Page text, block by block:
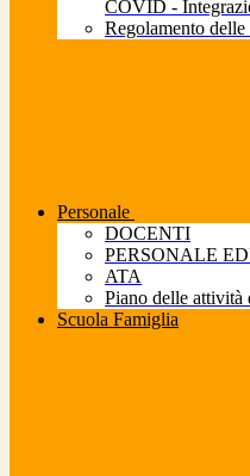
COVID -
Regolamento delle
Personale
DOCENTI
PERSONALE
ATA
Piano delle
Scuola Famiglia